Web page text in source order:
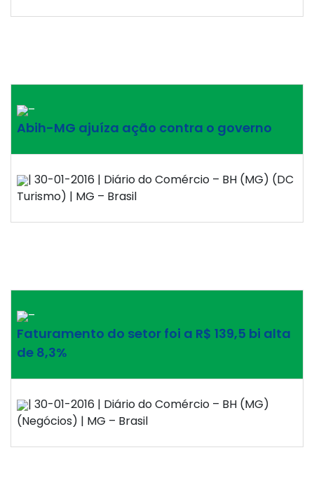
–
Abih-MG ajuíza ação contra o governo
| 30-01-2016 | Diário do Comércio – BH (MG) (DC
Turismo) | MG – Brasil
–
Faturamento do setor foi a R$ 139,5 bi alta
de 8,3%
| 30-01-2016 | Diário do Comércio – BH (MG)
(Negócios) | MG – Brasil